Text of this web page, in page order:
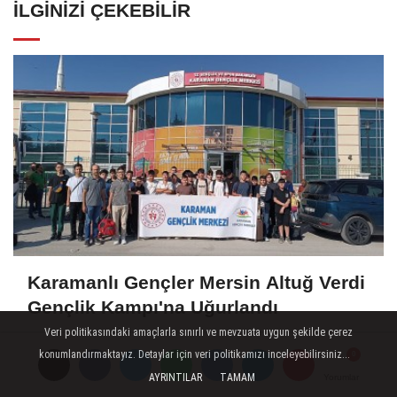
İLGINIZI ÇEKEBILIR
Karamanlı Gençler Mersin Altuğ Verdi
Gençlik Kampı'na Uğurlandı
Veri politikasındaki amaçlarla sınırlı ve mevzuata uygun şekilde çerez
konumlandırmaktayız. Detaylar için veri politikamızı inceleyebilirsiniz...
AYRINTILAR
TAMAM